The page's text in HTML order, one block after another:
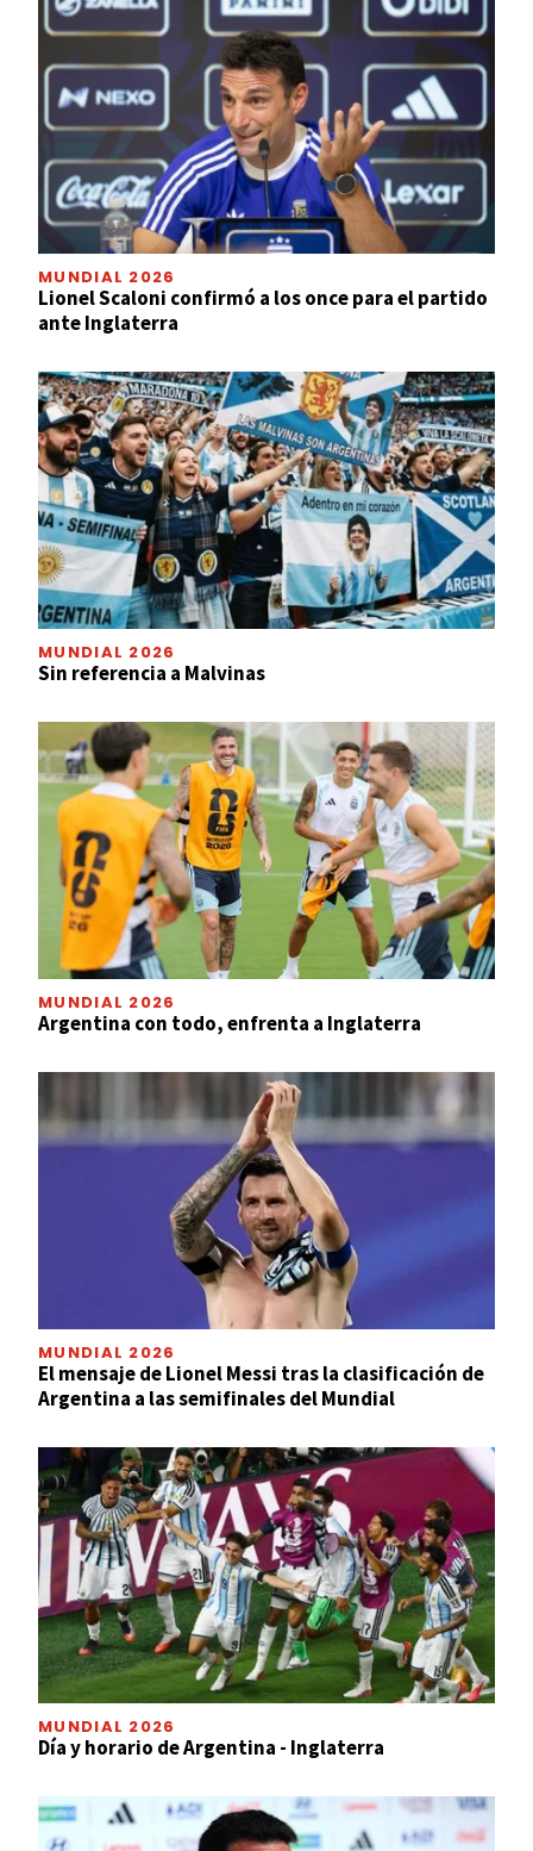
MUNDIAL 2026
Lionel Scaloni confirmó a los once para el partido
ante Inglaterra
MUNDIAL 2026
Sin referencia a Malvinas
MUNDIAL 2026
Argentina con todo, enfrenta a Inglaterra
MUNDIAL 2026
El mensaje de Lionel Messi tras la clasificación de
Argentina a las semifinales del Mundial
MUNDIAL 2026
Día y horario de Argentina - Inglaterra